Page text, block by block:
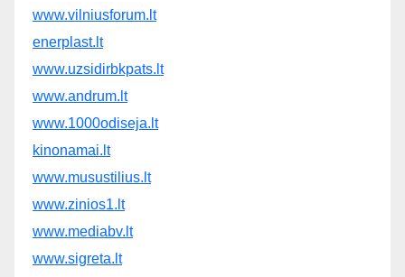
www.vilniusforum.lt
enerplast.lt
www.uzsidirbkpats.lt
www.andrum.lt
www.1000odiseja.lt
kinonamai.lt
www.musustilius.lt
www.zinios1.lt
www.mediabv.lt
www.sigreta.lt